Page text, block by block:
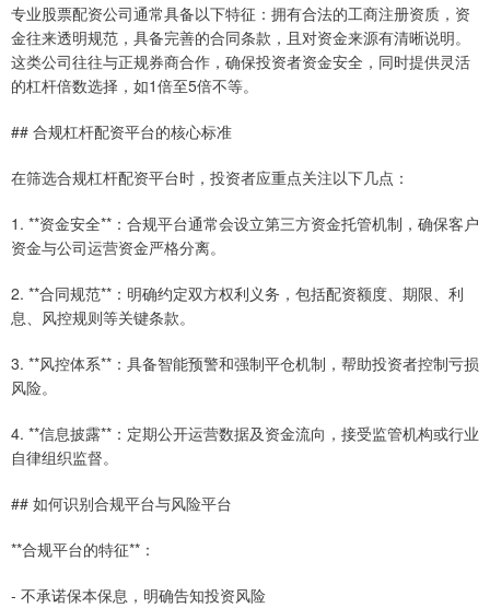
专业股票配资公司通常具备以下特征：拥有合法的工商注册资质，资
金往来透明规范，具备完善的合同条款，且对资金来源有清晰说明。
这类公司往往与正规券商合作，确保投资者资金安全，同时提供灵活
的杠杆倍数选择，如1倍至5倍不等。
## 合规杠杆配资平台的核心标准
在筛选合规杠杆配资平台时，投资者应重点关注以下几点：
1. **资金安全**：合规平台通常会设立第三方资金托管机制，确保客户
资金与公司运营资金严格分离。
2. **合同规范**：明确约定双方权利义务，包括配资额度、期限、利
息、风控规则等关键条款。
3. **风控体系**：具备智能预警和强制平仓机制，帮助投资者控制亏损
风险。
4. **信息披露**：定期公开运营数据及资金流向，接受监管机构或行业
自律组织监督。
## 如何识别合规平台与风险平台
**合规平台的特征**：
- 不承诺保本保息，明确告知投资风险